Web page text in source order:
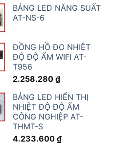
BẢNG LED NĂNG SUẤT
AT-NS-6
ĐỒNG HỒ ĐO NHIỆT
ĐỘ ĐỘ ẨM WIFI AT-
T956
2.258.280 ₫
BẢNG LED HIỂN THỊ
NHIỆT ĐỘ ĐỘ ẨM
CÔNG NGHIỆP AT-
THMT-S
4.233.600 ₫